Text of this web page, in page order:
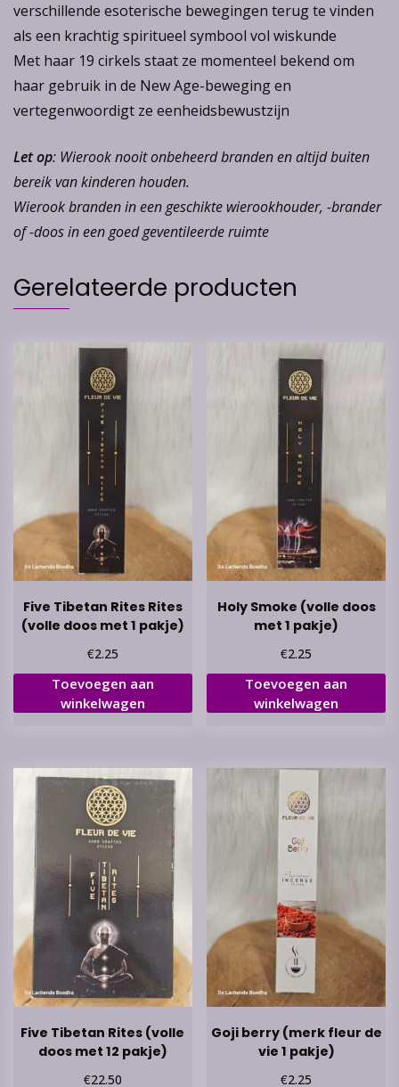
verschillende esoterische bewegingen terug te vinden
als een krachtig spiritueel symbool vol wiskunde
Met haar 19 cirkels staat ze momenteel bekend om
haar gebruik in de New Age-beweging en
vertegenwoordigt ze eenheidsbewustzijn
Let op: Wierook nooit onbeheerd branden en altijd buiten
bereik van kinderen houden.
Wierook branden in een geschikte wierookhouder, -brander
of -doos in een goed geventileerde ruimte
Gerelateerde producten
Five Tibetan Rites Rites
(volle doos met 1 pakje)
€2.25
Toevoegen aan
winkelwagen
Holy Smoke (volle doos
met 1 pakje)
€2.25
Toevoegen aan
winkelwagen
Five Tibetan Rites (volle
doos met 12 pakje)
€22.50
Goji berry (merk fleur de
vie 1 pakje)
€2.25